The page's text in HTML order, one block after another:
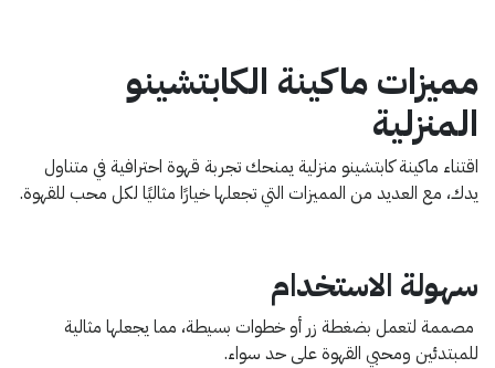
مميزات ماكينة الكابتشينو
المنزلية
اقتناء ماكينة كابتشينو منزلية يمنحك تجربة قهوة احترافية في متناول
يدك، مع العديد من المميزات التي تجعلها خيارًا مثاليًا لكل محب للقهوة.
سهولة الاستخدام
مصممة لتعمل بضغطة زر أو خطوات بسيطة، مما يجعلها مثالية
للمبتدئين ومحبي القهوة على حد سواء.